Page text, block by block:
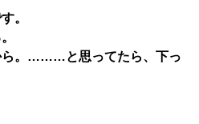
。
ら。………と思ってたら、下っ